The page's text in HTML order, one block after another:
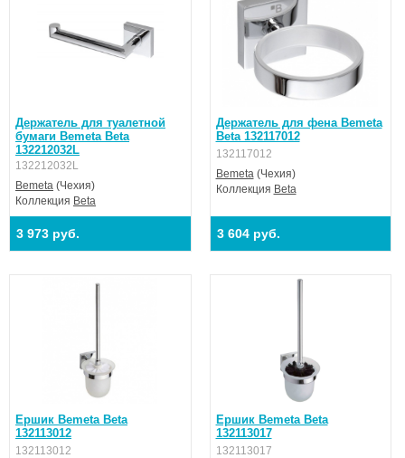
Держатель для туалетной
бумаги Bemeta Beta
132212032L
132212032L
Bemeta (Чехия)
Коллекция Beta
3 973 руб.
Держатель для фена Bemeta
Beta 132117012
132117012
Bemeta(Чехия)
Коллекция Beta
3 604 руб.
Ершик Bemeta Beta
132113012
132113012
Ершик Bemeta Beta
132113017
132113017